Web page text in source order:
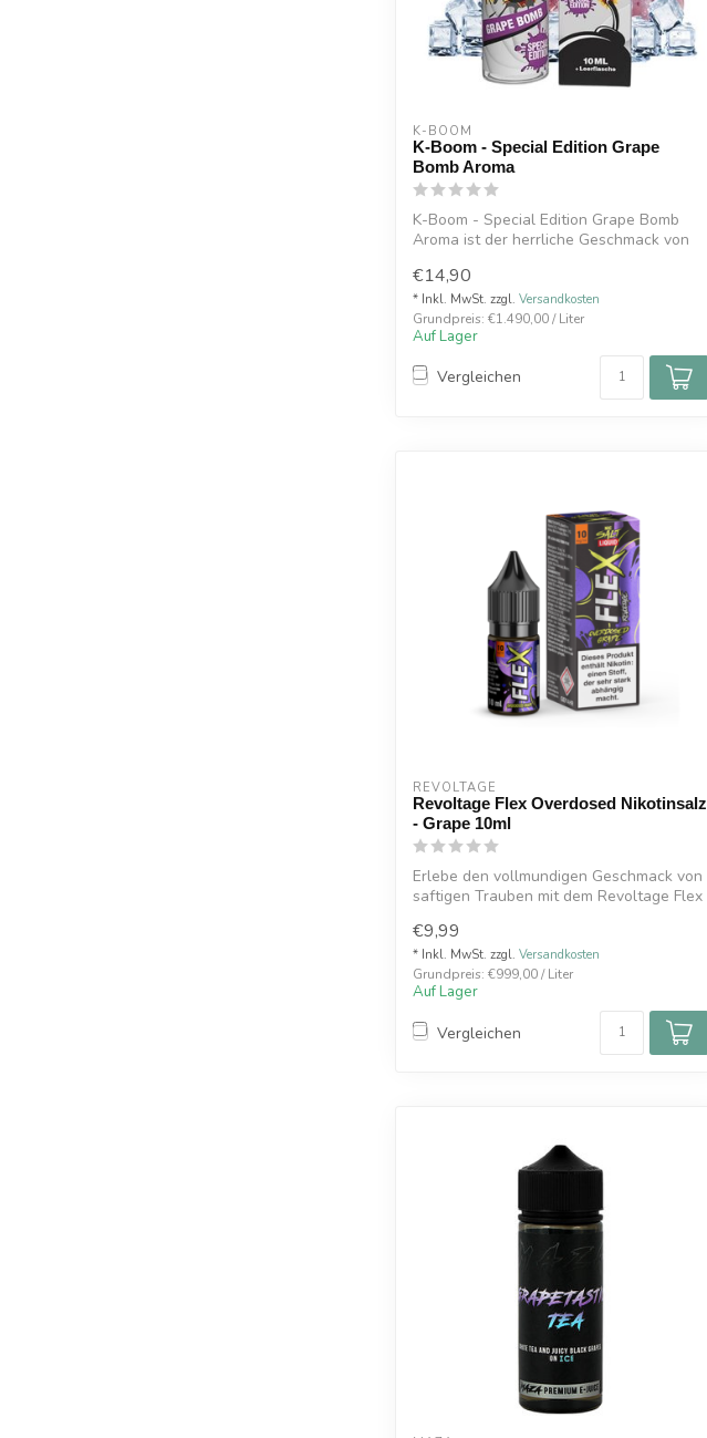
K-BOOM
K-Boom - Special Edition Grape
Bomb Aroma
K-Boom - Special Edition Grape Bomb
Aroma ist der herrliche Geschmack von
€14,90
* Inkl. MwSt. zzgl. Versandkosten
Grundpreis: €1.490,00 / Liter
Auf Lager
Vergleichen
REVOLTAGE
Revoltage Flex Overdosed Nikotinsalz
- Grape 10ml
Erlebe den vollmundigen Geschmack von
saftigen Trauben mit dem Revoltage Flex
€9,99
* Inkl. MwSt. zzgl. Versandkosten
Grundpreis: €999,00 / Liter
Auf Lager
Vergleichen